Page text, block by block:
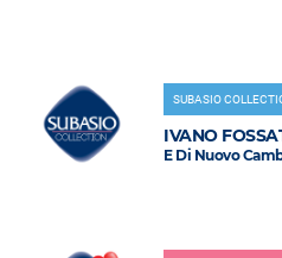
SUBASIO
IVANO
E Di Nuovo